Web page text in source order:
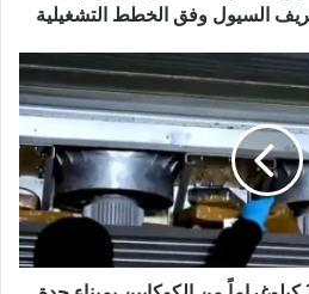
السيول وفق الخطط التشغيلية